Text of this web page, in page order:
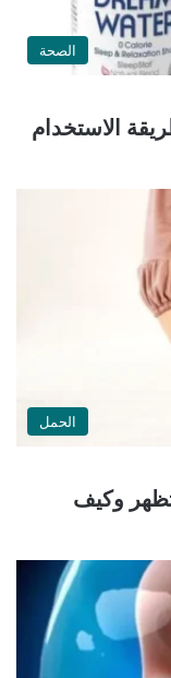
الصحة
الاستخدام
الحمل
وكيف